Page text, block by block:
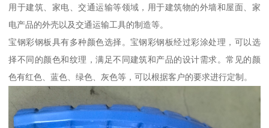
用于建筑、家电、交通运输等领域，用于建筑物的外墙和屋面、家
电产品的外壳以及交通运输工具的制造等。
宝钢彩钢板具有多种颜色选择。宝钢彩钢板经过彩涂处理，可以选
择不同的颜色和纹理，满足不同建筑和产品的设计需求。常见的颜
色有红色、蓝色、绿色、灰色等，可以根据客户的要求进行定制。